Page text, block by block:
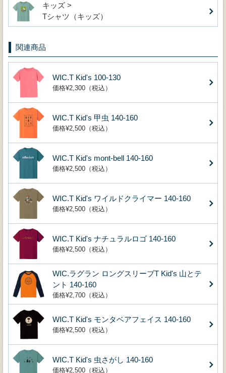
キッズ >
Tシャツ（キッズ）
関連商品
WIC.T Kid's 100-130
価格¥2,300（税込）
WIC.T Kid's 甲虫 140-160
価格¥2,500（税込）
WIC.T Kid's mont-bell 140-160
価格¥2,500（税込）
WIC.T Kid's ワイルドクライマー 140-160
価格¥2,500（税込）
WIC.T Kid's ナチュラルロゴ 140-160
価格¥2,500（税込）
WIC.ラグラン ロングスリーブT Kid's 山とテ
ント 140-160
価格¥2,700（税込）
WIC.T Kid's モンタベアフェイス 140-160
価格¥2,500（税込）
WIC.T Kid's 虫さがし 140-160
価格¥2,500（税込）